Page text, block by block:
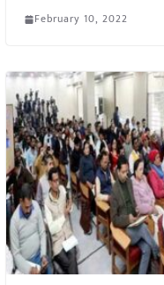
February 10, 2022